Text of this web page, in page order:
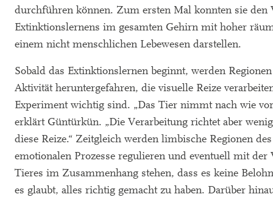
durchführen können. Zum ersten Mal konnten sie den
Extinktionslernens im gesamten Gehirn mit hoher
einem nicht menschlichen Lebewesen darstellen.
Sobald das Extinktionslernen beginnt, werden
Aktivität heruntergefahren, die visuelle Reize
Experiment wichtig sind. „Das Tier nimmt nach wie
erklärt Güntürkün. „Die Verarbeitung richtet aber
diese Reize.“ Zeitgleich werden limbische Regionen
emotionalen Prozesse regulieren und eventuell mit der
Tieres im Zusammenhang stehen, dass es keine
es glaubt, alles richtig gemacht zu haben. Darüber